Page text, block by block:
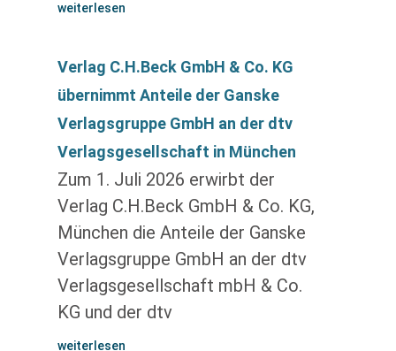
weiterlesen
Verlag C.H.Beck GmbH & Co. KG
übernimmt Anteile der Ganske
Verlagsgruppe GmbH an der dtv
Verlagsgesellschaft in München
Zum 1. Juli 2026 erwirbt der
Verlag C.H.Beck GmbH & Co. KG,
München die Anteile der Ganske
Verlagsgruppe GmbH an der dtv
Verlagsgesellschaft mbH & Co.
KG und der dtv
weiterlesen